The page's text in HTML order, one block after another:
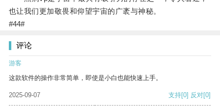
也让我们更加敬畏和仰望宇宙的广袤与神秘。
#44#
评论
游客
这款软件的操作非常简单，即使是小白也能快速上手。
2025-09-07 支持[0] 反对[0]